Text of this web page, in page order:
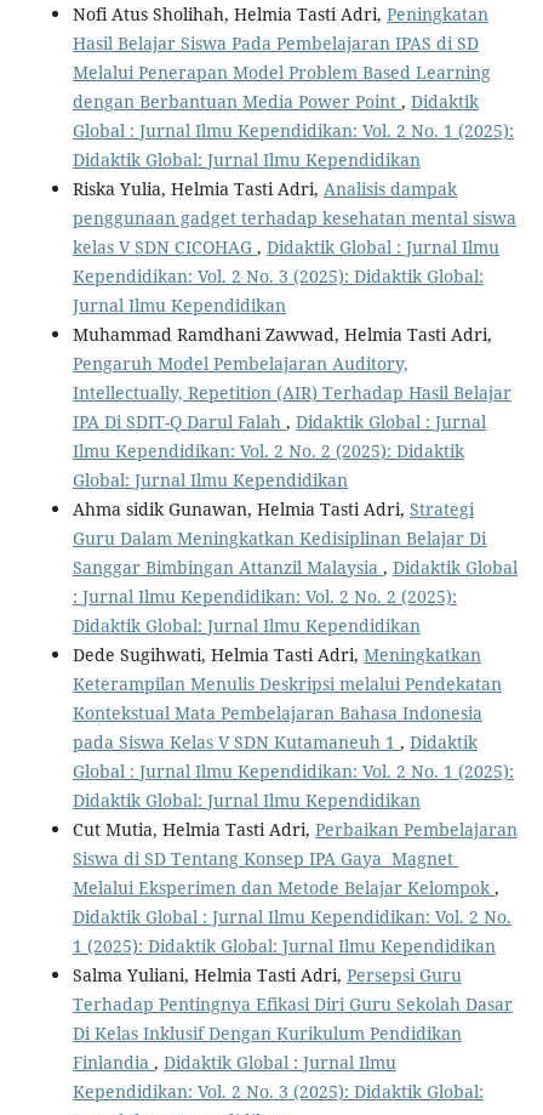
Nofi Atus Sholihah, Helmia Tasti Adri, Peningkatan
Hasil Belajar Siswa Pada Pembelajaran IPAS di SD
Melalui Penerapan Model Problem Based Learning
dengan Berbantuan Media Power Point , Didaktik
Global : Jurnal Ilmu Kependidikan: Vol. 2 No. 1 (2025):
Didaktik Global: Jurnal Ilmu Kependidikan
Riska Yulia, Helmia Tasti Adri, Analisis dampak
penggunaan gadget terhadap kesehatan mental siswa
kelas V SDN CICOHAG , Didaktik Global : Jurnal Ilmu
Kependidikan: Vol. 2 No. 3 (2025): Didaktik Global:
Jurnal Ilmu Kependidikan
Muhammad Ramdhani Zawwad, Helmia Tasti Adri,
Pengaruh Model Pembelajaran Auditory,
Intellectually, Repetition (AIR) Terhadap Hasil Belajar
IPA Di SDIT-Q Darul Falah , Didaktik Global : Jurnal
Ilmu Kependidikan: Vol. 2 No. 2 (2025): Didaktik
Global: Jurnal Ilmu Kependidikan
Ahma sidik Gunawan, Helmia Tasti Adri, Strategi
Guru Dalam Meningkatkan Kedisiplinan Belajar Di
Sanggar Bimbingan Attanzil Malaysia , Didaktik Global
: Jurnal Ilmu Kependidikan: Vol. 2 No. 2 (2025):
Didaktik Global: Jurnal Ilmu Kependidikan
Dede Sugihwati, Helmia Tasti Adri, Meningkatkan
Keterampilan Menulis Deskripsi melalui Pendekatan
Kontekstual Mata Pembelajaran Bahasa Indonesia
pada Siswa Kelas V SDN Kutamaneuh 1 , Didaktik
Global : Jurnal Ilmu Kependidikan: Vol. 2 No. 1 (2025):
Didaktik Global: Jurnal Ilmu Kependidikan
Cut Mutia, Helmia Tasti Adri, Perbaikan Pembelajaran
Siswa di SD Tentang Konsep IPA Gaya Magnet
Melalui Eksperimen dan Metode Belajar Kelompok ,
Didaktik Global : Jurnal Ilmu Kependidikan: Vol. 2 No.
1 (2025): Didaktik Global: Jurnal Ilmu Kependidikan
Salma Yuliani, Helmia Tasti Adri, Persepsi Guru
Terhadap Pentingnya Efikasi Diri Guru Sekolah Dasar
Di Kelas Inklusif Dengan Kurikulum Pendidikan
Finlandia , Didaktik Global : Jurnal Ilmu
Kependidikan: Vol. 2 No. 3 (2025): Didaktik Global: